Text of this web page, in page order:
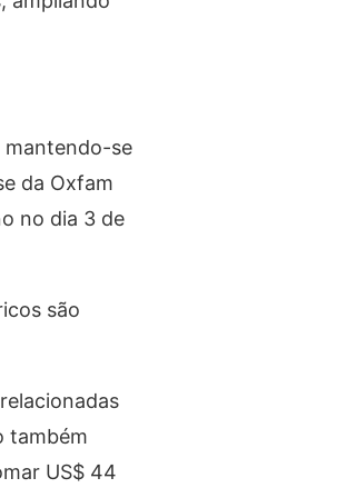
mantendo-se
da Oxfam
no dia 3 de
são
também
US$ 44